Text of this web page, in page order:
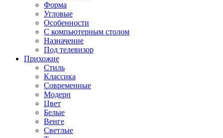
Форма
Угловые
Особенности
С компьютерным столом
Назначение
Под телевизор
Прихожие
Стиль
Классика
Современные
Модерн
Цвет
Белые
Венге
Светлые